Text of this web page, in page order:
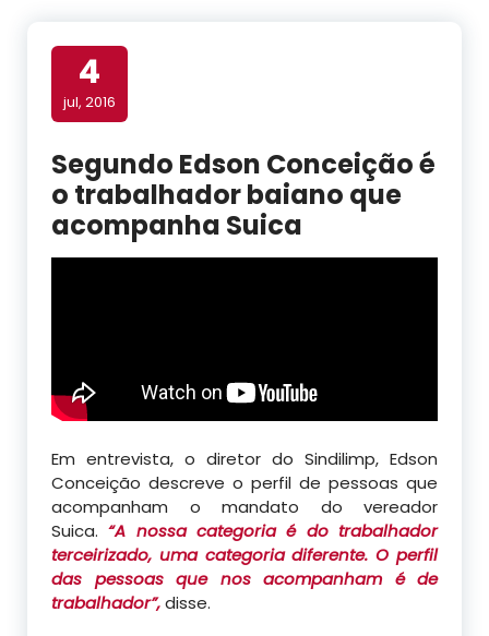
4
jul, 2016
Segundo Edson Conceição é
o trabalhador baiano que
acompanha Suica
Em entrevista, o diretor do Sindilimp, Edson
Conceição descreve o perfil de pessoas que
acompanham o mandato do vereador
Suica. “A nossa categoria é do trabalhador
terceirizado, uma categoria diferente. O perfil
das pessoas que nos acompanham é de
trabalhador”,disse.